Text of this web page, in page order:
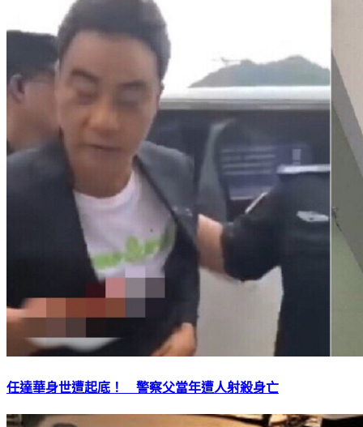
任達華身世遭起底！ 警察父當年遭人射殺身亡